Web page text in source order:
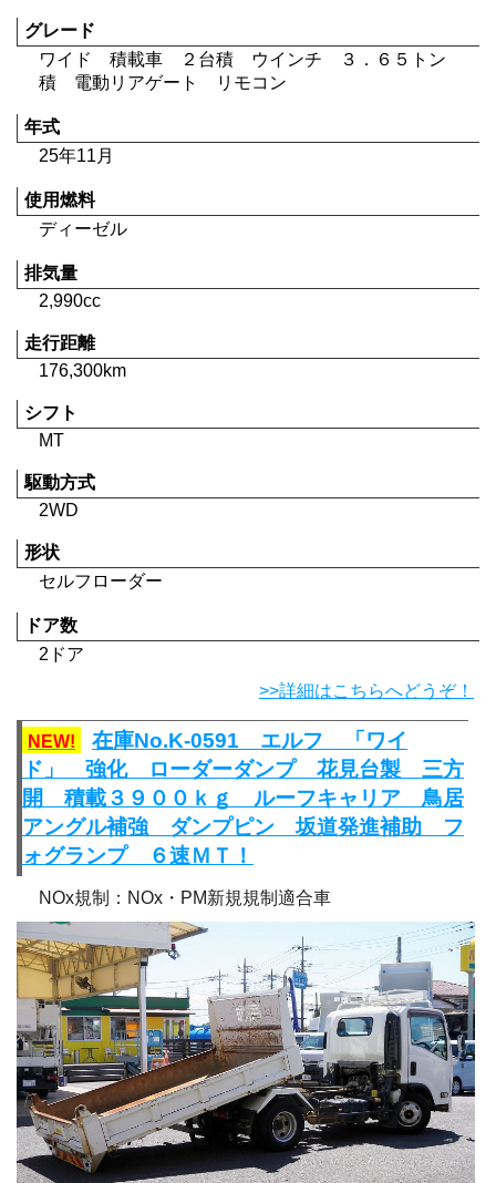
グレード
ワイド 積載車 ２台積 ウインチ ３．６５トン
積 電動リアゲート リモコン
年式
25年11月
使用燃料
ディーゼル
排気量
2,990cc
走行距離
176,300km
シフト
MT
駆動方式
2WD
形状
セルフローダー
ドア数
2ドア
>>詳細はこちらへどうぞ！
NEW!
在庫No.K-0591 エルフ 「ワイ
ド」 強化 ローダーダンプ 花見台製 三方
開 積載３９００ｋｇ ルーフキャリア 鳥居
アングル補強 ダンプピン 坂道発進補助 フ
ォグランプ ６速ＭＴ！
NOx規制：NOx・PM新規規制適合車